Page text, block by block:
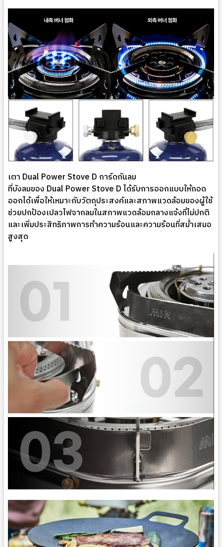
เตา Dual Power Stove D การ์ดกันลม
ที่บังลมของ Dual Power Stove D ได้รับการออกแบบให้ถอด
ออกได้เพื่อให้เหมาะกับวัตถุประสงค์และสภาพแวดล้อมของผู้ใช้
ช่วยปกป้องเปลวไฟจากลมในสภาพแวดล้อมกลางแจ้งที่ไม่ปกติ
และเพิ่มประสิทธิภาพการทำความร้อนและความร้อนที่สม่ำเสมอ
สูงสุด